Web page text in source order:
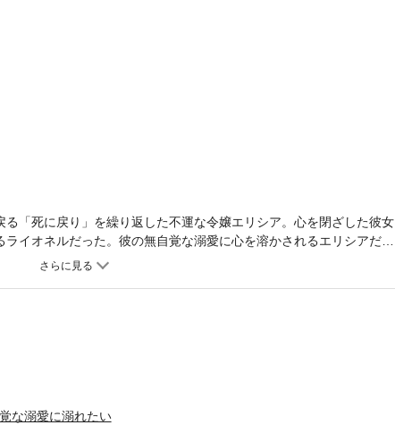
「死に戻り」を繰り返した不運な令嬢エリシア。心を閉ざした彼女
イオネルだった。彼の無自覚な溺愛に心を溶かされるエリシアだ
命に抗った彼女は、今度こそ真の幸福を掴めるのか──。
な溺愛に溺れたい